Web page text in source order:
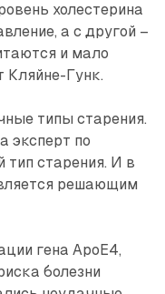
холестерина
а с другой –
и мало
Кляйне-Гунк.
типы старения.
эксперт по
тип старения. И в
решающим
гена ApoE4,
болезни